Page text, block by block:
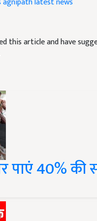
this article and have
पाएं 40%